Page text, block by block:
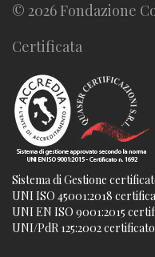
© 2026 Fondazione
Certificata
Sistema di Gestione
UNI ISO 45001:2018
UNI EN ISO 9001:2015
UNI/PdR 125:2002 certificato